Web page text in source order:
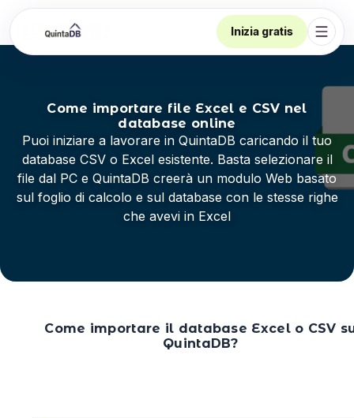
Inizia gratis
Apri
Come importare file Excel e CSV nel
database online
Puoi iniziare a lavorare in QuintaDB caricando il tuo
database CSV o Excel esistente. Basta selezionare il
file dal PC e QuintaDB creerà un modulo Web basato
sul foglio di calcolo e sul database con le stesse righe
che avevi in ​​Excel
Come importare il database Excel o CSV
QuintaDB?